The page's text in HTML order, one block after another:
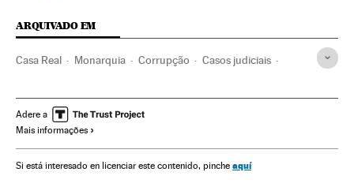
ARQUIVADO EM
Casa Real Monarquia Corrupção Casos judiciais
Cristina de Borbón y Grecia
José Castro
Caso Palma Arena Chefe de Estado Corrupção política
Adere a
Mais informações
Si está interesado en licenciar este contenido, pinche aquí